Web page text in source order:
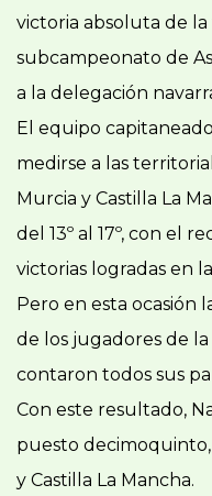
victoria absoluta de la
subcampeonato de
a la delegación
El equipo
medirse a las
Murcia y Castilla La
del 13º al 17º, con el
victorias logradas en
Pero en esta ocasión
de los jugadores de
contaron todos sus
Con este resultado,
puesto
y Castilla La Mancha.